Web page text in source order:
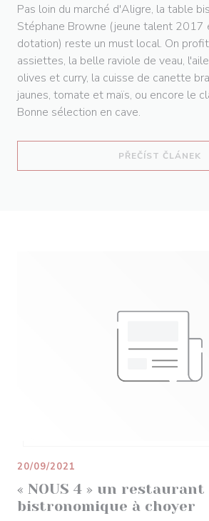
Pas loin du marché d'Aligre, la table
Stéphane Browne (jeune talent 2017
dotation) reste un must local. On
assiettes, la belle raviole de veau,
olives et curry, la cuisse de canette
jaunes, tomate et maïs, ou encore le
Bonne sélection en cave.
PŘEČÍST ČLÁNEK
« NOUS 4 » un
bistronomique à choyer
20/09/2021